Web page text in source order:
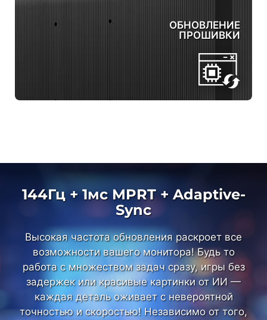
ОБНОВЛЕНИЕ
ПРОШИВКИ
144Гц + 1мс MPRT + Adaptive-
Sync
Высокая частота обновления раскроет все
возможности вашего монитора! Будь то
работа с множеством задач сразу, игры без
задержек или красивые картинки от ИИ —
каждая деталь оживает с невероятной
точностью и скоростью! Независимо от того,
144Гц + 1мс MPRT + Adaptive-
Sync
Высокая частота обновления раскроет все
возможности вашего монитора! Будь то
работа с множеством задач сразу, игры без
задержек или красивые картинки от ИИ —
каждая деталь оживает с невероятной
точностью и скоростью! Независимо от того,